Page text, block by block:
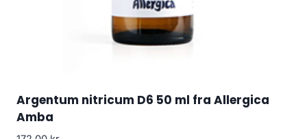
Argentum nitricum D6 50 ml fra Allergica
Amba